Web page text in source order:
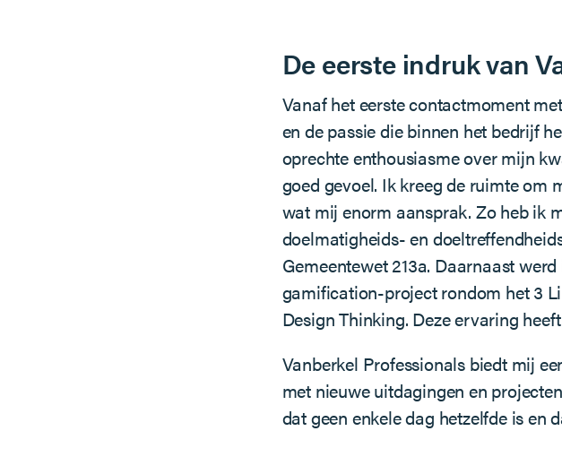
De eerste indruk van
Vanaf het eerste contactmoment
en de passie die binnen het bedrijf
oprechte enthousiasme over mijn
goed gevoel. Ik kreeg de ruimte om
wat mij enorm aansprak. Zo heb ik
doelmatigheids- en
Gemeentewet 213a. Daarnaast
gamification-project rondom het 3
Design Thinking. Deze ervaring
Vanberkel Professionals biedt mij
met nieuwe uitdagingen en
dat geen enkele dag hetzelfde is en